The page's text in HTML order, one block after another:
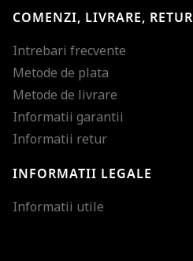
COMENZI, LIVRARE, RETUR
Intrebari frecvente
Metode de plata
Metode de livrare
Informatii garantii
Informatii retur
INFORMATII LEGALE
Informatii utile